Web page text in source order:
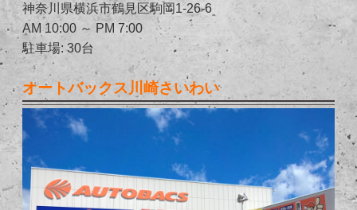
神奈川県横浜市鶴見区駒岡1-26-6
AM 10:00 ～ PM 7:00
駐車場: 30台
オートバックス川崎さいわい